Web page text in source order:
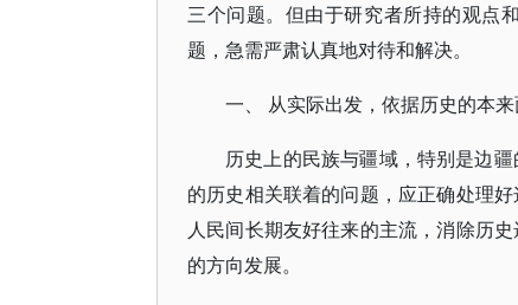
三个问题。但由于研究者所持的观点
题，急需严肃认真地对待和解决。
一、 从实际出发，依据历史的本
历史上的民族与疆域，特别是边
的历史相关联着的问题，应正确处理
人民间长期友好往来的主流，消除历
的方向发展。